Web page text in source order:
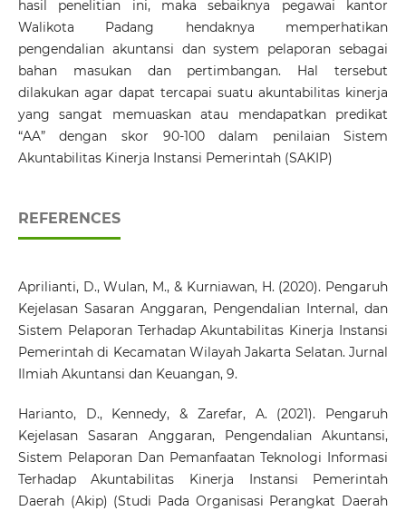
hasil penelitian ini, maka sebaiknya pegawai kantor
Walikota Padang hendaknya memperhatikan
pengendalian akuntansi dan system pelaporan sebagai
bahan masukan dan pertimbangan. Hal tersebut
dilakukan agar dapat tercapai suatu akuntabilitas kinerja
yang sangat memuaskan atau mendapatkan predikat
“AA” dengan skor 90-100 dalam penilaian Sistem
Akuntabilitas Kinerja Instansi Pemerintah (SAKIP)
REFERENCES
Aprilianti, D., Wulan, M., & Kurniawan, H. (2020). Pengaruh
Kejelasan Sasaran Anggaran, Pengendalian Internal, dan
Sistem Pelaporan Terhadap Akuntabilitas Kinerja Instansi
Pemerintah di Kecamatan Wilayah Jakarta Selatan. Jurnal
Ilmiah Akuntansi dan Keuangan, 9.
Harianto, D., Kennedy, & Zarefar, A. (2021). Pengaruh
Kejelasan Sasaran Anggaran, Pengendalian Akuntansi,
Sistem Pelaporan Dan Pemanfaatan Teknologi Informasi
Terhadap Akuntabilitas Kinerja Instansi Pemerintah
Daerah (Akip) (Studi Pada Organisasi Perangkat Daerah